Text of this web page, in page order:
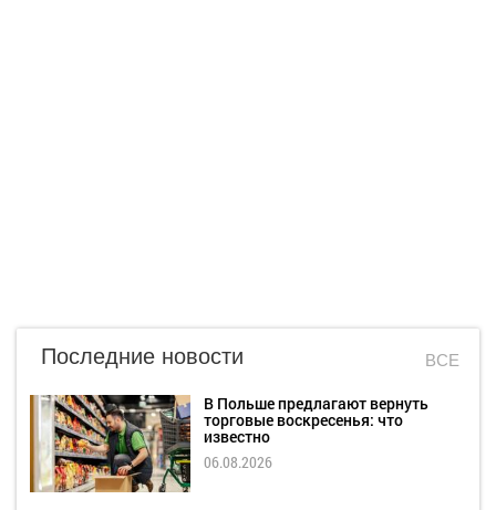
Последние новости ВСЕ
В Польше предлагают вернуть
торговые воскресенья: что
известно
06.08.2026